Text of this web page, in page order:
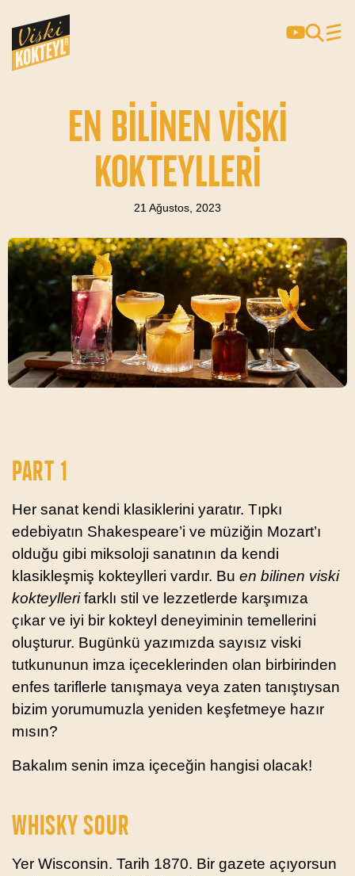
EN BİLİNEN VİSKİ
KOKTEYLLERİ
21 Ağustos, 2023
PART 1
Her sanat kendi klasiklerini yaratır. Tıpkı
edebiyatın Shakespeare’i ve müziğin Mozart’ı
olduğu gibi miksoloji sanatının da kendi
klasikleşmiş kokteylleri vardır. Bu en bilinen viski
kokteyllerifarklı stil ve lezzetlerde karşımıza
çıkar ve iyi bir kokteyl deneyiminin temellerini
oluşturur. Bugünkü yazımızda sayısız viski
tutkununun imza içeceklerinden olan birbirinden
enfes tariflerle tanışmaya veya zaten tanıştıysan
bizim yorumumuzla yeniden keşfetmeye hazır
mısın?
Bakalım senin imza içeceğin hangisi olacak!
WHISKY SOUR
Yer Wisconsin. Tarih 1870. Bir gazete açıyorsun